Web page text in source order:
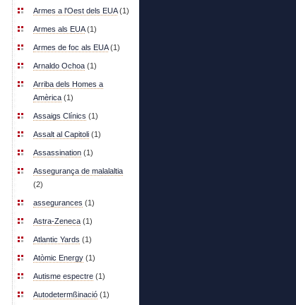
Armes a l'Oest dels EUA(1)
Armes als EUA(1)
Armes de foc als EUA(1)
Arnaldo Ochoa (1)
Arriba dels Homes a
Amèrica (1)
Assaigs Clínics (1)
Assalt al Capitoli (1)
Assassination (1)
Assegurança de malalaltia
(2)
assegurances (1)
Astra-Zeneca (1)
Atlantic Yards (1)
Atòmic Energy (1)
Autisme espectre (1)
Autodetermßinació (1)